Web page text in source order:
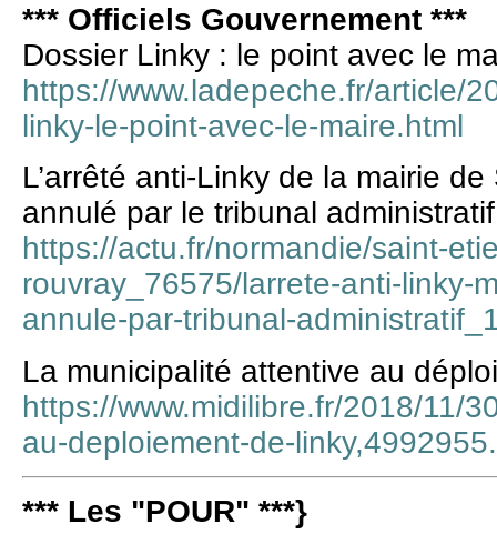
*** Officiels Gouvernement ***
Dossier Linky : le point avec le
https://www.ladepeche.fr/article/
linky-le-point-avec-le-maire.html
L’arrêté anti-Linky de la mairie
annulé par le tribunal administratif
https://actu.fr/normandie/saint-
rouvray_76575/larrete-anti-linky-
annule-par-tribunal-
La municipalité attentive au
https://www.midilibre.fr/2018/11/
au-deploiement-de-
*** Les "POUR" ***}